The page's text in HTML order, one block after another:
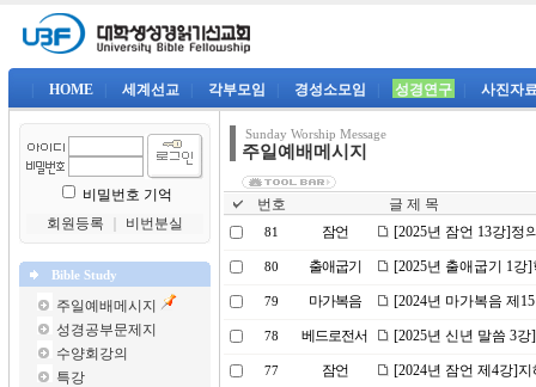
HOME 세계선교 각부모임 경성소모임 성경연구 사진자
비밀번호 기억
회원등록
비번분실
Bible Study
주일예배메시지
성경공부문제지
수양회강의
특강
Sunday Worship Message
주일예배메시지
번호 글 제 목
81 잠언 [2025년 잠언 13강]정
80 출애굽기 [2025년 출애굽기 1
79 마가복음 [2024년 마가복음 제
78 베드로전서 [2025년 신년 말씀 3
77 잠언 [2024년 잠언 제4강]